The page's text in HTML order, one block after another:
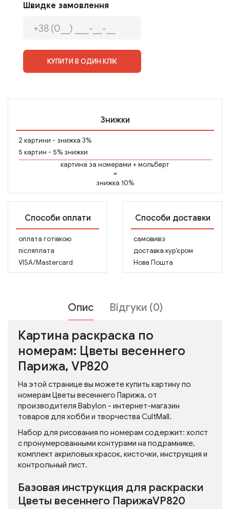
Швидке замовлення
КУПИТИ В ОДИН КЛІК
Знижки
2 картини - знижка 3%
5 картин - 5% знижки
картина за номерами +мольберт
=
знижка 10%
Способи оплати
оплата готівкою
післяплата
VISA/Mastercard
Способи доставки
самовивіз
доставка кур'єром
Нова Пошта
Опис Відгуки (0)
Картина раскраска по
номерам: Цветы весеннего
Парижа, VP820
На этой странице вы можете купить картину по
номерам Цветы весеннего Парижа, от
производителя Babylon - интернет-магазин
товаров для хобби и творчества CultMall.
Набор для рисования по номерам содержит: холст
с пронумерованными контурами на подрамнике,
комплект акриловых красок, кисточки, инструкция и
контрольный лист.
Базовая инструкция для раскраски
Цветы весеннего ПарижаVP820